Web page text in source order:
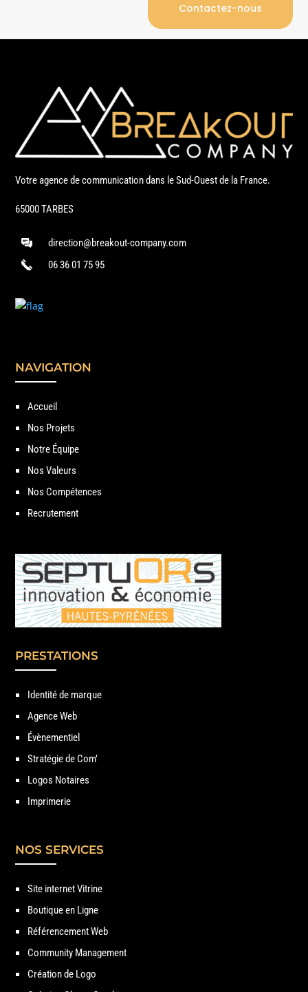
Contactez-nous
Votre agence de communication dans le Sud-Ouest de la France.
65000 TARBES
direction@breakout-company.com
06 36 01 75 95
NAVIGATION
Accueil
Nos Projets
Notre Équipe
Nos Valeurs
Nos Compétences
Recrutement
PRESTATIONS
Identité de marque
Agence Web
Évènementiel
Stratégie de Com’
Logos Notaires
Imprimerie
NOS SERVICES
Site internet Vitrine
Boutique en Ligne
Référencement Web
Community Management
Création de Logo